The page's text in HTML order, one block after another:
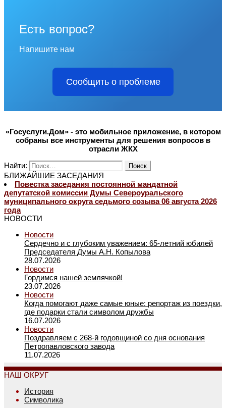
Есть вопрос?
Напишите нам
Сообщить о проблеме
«Госуслуги.Дом» - это мобильное приложение, в котором
собраны все инструменты для решения вопросов в
отрасли ЖКХ
Найти:
БЛИЖАЙШИЕ ЗАСЕДАНИЯ
Повестка заседания постоянной мандатной
депутатской комиссии Думы Североуральского
муниципального округа седьмого созыва 06 августа 2026
года
НОВОСТИ
Новости
Сердечно и с глубоким уважением: 65-летний юбилей
Председателя Думы А.Н. Копылова
28.07.2026
Новости
Гордимся нашей землячкой!
23.07.2026
Новости
Когда помогают даже самые юные: репортаж из поездки,
где подарки стали символом дружбы
16.07.2026
Новости
Поздравляем с 268-й годовщиной со дня основания
Петропавловского завода
11.07.2026
НАШ ОКРУГ
История
Символика